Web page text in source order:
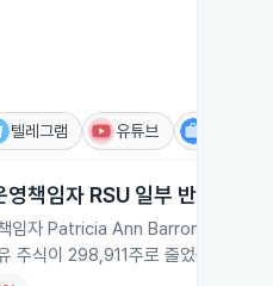
텔레그램 유튜브
임자 RSU 일부 반납 매도
자 Patricia Ann Barron이 2026
주식이 298,911주로 줄었습니다.